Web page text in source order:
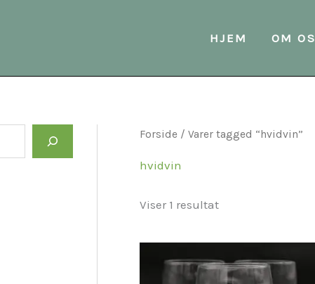
HJEM OM OS
Forside / Varer tagged “hvidvin”
hvidvin
Viser 1 resultat